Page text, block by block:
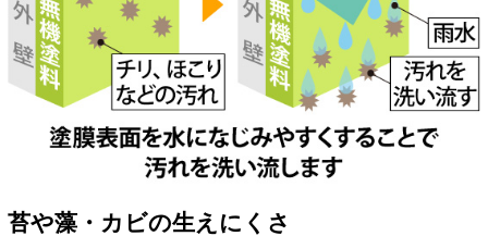
苔や藻・カビの生えにくさ